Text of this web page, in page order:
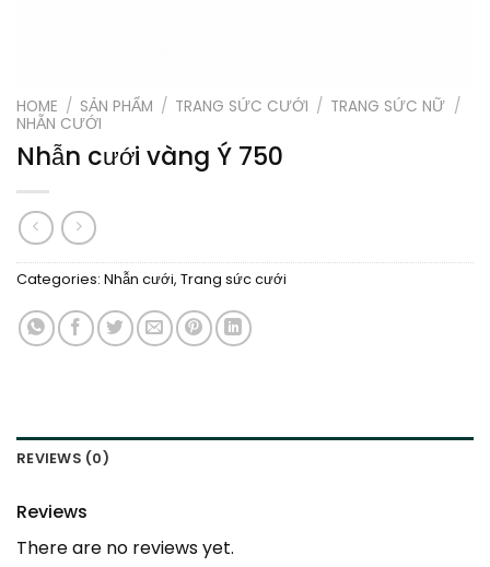
HOME / SẢN PHẨM / TRANG SỨC CƯỚI / TRANG SỨC NỮ /
NHẪN CƯỚI
Nhẫn cưới vàng Ý 750
Categories: Nhẫn cưới, Trang sức cưới
REVIEWS (0)
Reviews
There are no reviews yet.